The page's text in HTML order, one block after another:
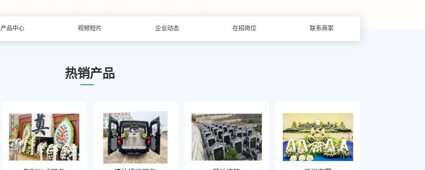
产品中心 视频短片 企业动态 在招岗位 联系商家
热销产品